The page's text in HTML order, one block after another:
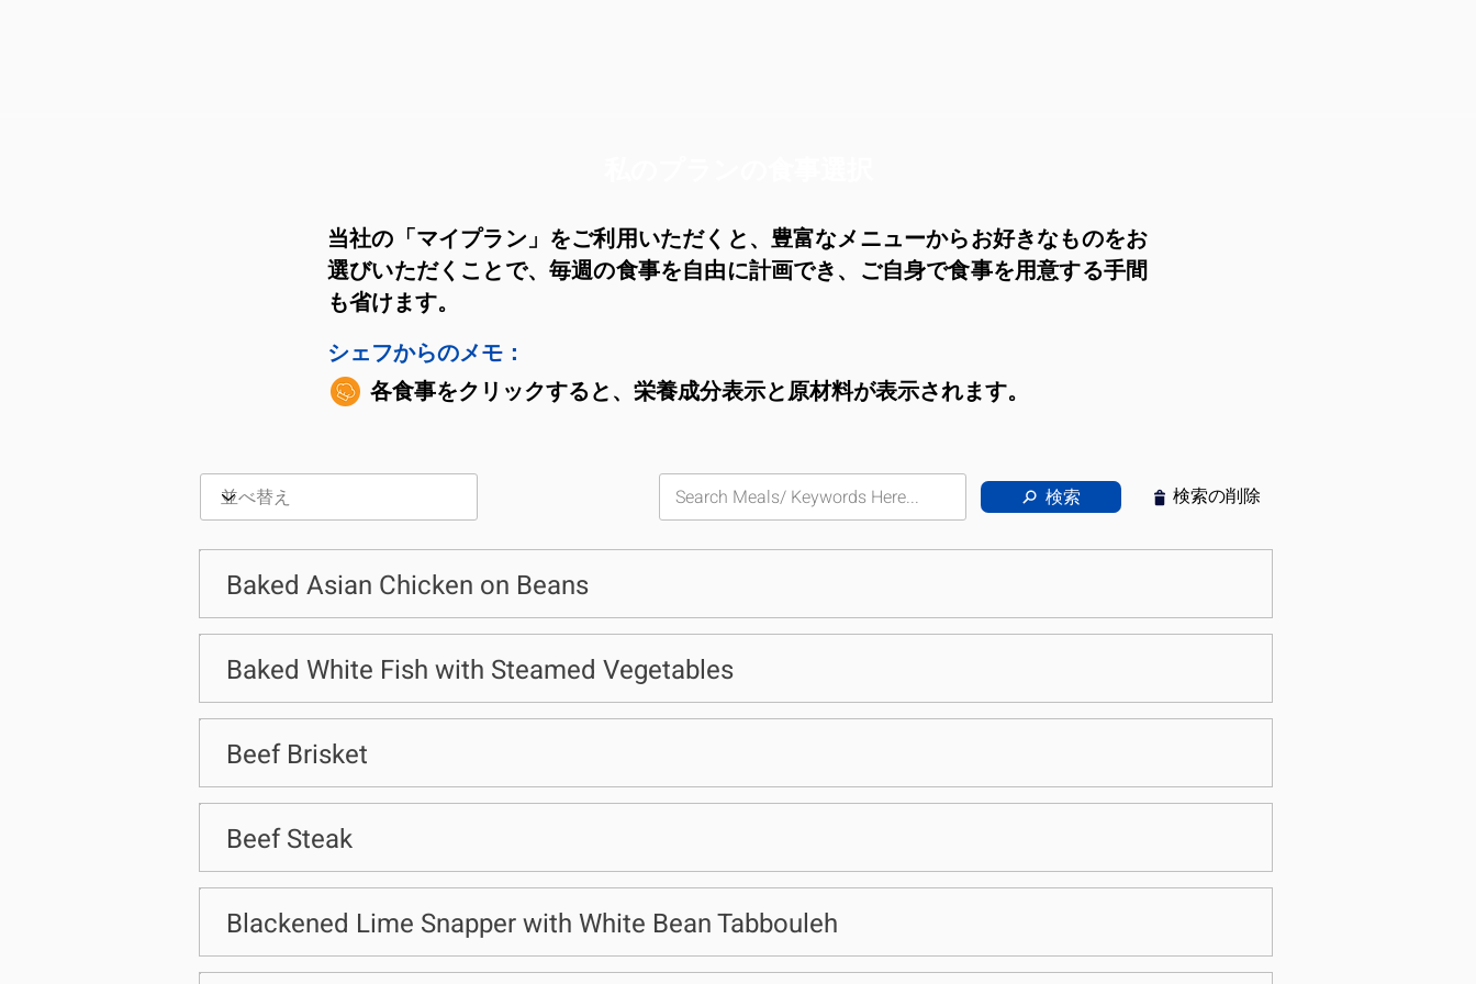
当社の「マイプラン」をご利用いただくと、豊富なメニューからお好きなものをお
選びいただくことで、毎週の食事を自由に計画でき、ご自身で食事を用意する手間
も省けます。
シェフからのメモ：
各食事をクリックすると、栄養成分表示と原材料が表示されます。
検索 検索の削除
Baked Asian Chicken on Beans
Baked White Fish with Steamed Vegetables
Beef Brisket
Beef Steak
Blackened Lime Snapper with White Bean Tabbouleh